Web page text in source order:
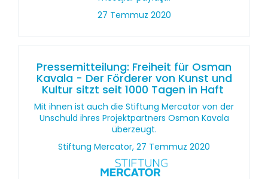
27 Temmuz 2020
Pressemitteilung: Freiheit für Osman
Kavala - Der Förderer von Kunst und
Kultur sitzt seit 1000 Tagen in Haft
Mit ihnen ist auch die Stiftung Mercator von der
Unschuld ihres Projektpartners Osman Kavala
überzeugt.
Stiftung Mercator, 27 Temmuz 2020